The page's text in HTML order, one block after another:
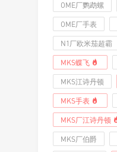
OME厂鹦鹉螺
OME厂手表
N1厂欧米茄超霸
MKS蝶飞
MKS江诗丹顿
MKS手表
MKS厂江诗丹顿
MKS厂伯爵